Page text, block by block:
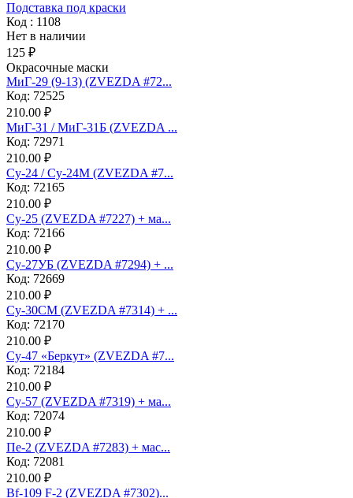
Подставка под краски
Код : 1108
Нет в наличии
125 ₽
Окрасочные маски
МиГ-29 (9-13) (ZVEZDA #72...
Код: 72525
210.00 ₽
МиГ-31 / МиГ-31Б (ZVEZDA ...
Код: 72971
210.00 ₽
Су-24 / Су-24М (ZVEZDA #7...
Код: 72165
210.00 ₽
Су-25 (ZVEZDA #7227) + ма...
Код: 72166
210.00 ₽
Су-27УБ (ZVEZDA #7294) + ...
Код: 72669
210.00 ₽
Су-30СМ (ZVEZDA #7314) + ...
Код: 72170
210.00 ₽
Су-47 «Беркут» (ZVEZDA #7...
Код: 72184
210.00 ₽
Су-57 (ZVEZDA #7319) + ма...
Код: 72074
210.00 ₽
Пе-2 (ZVEZDA #7283) + мас...
Код: 72081
210.00 ₽
Bf-109 F-2 (ZVEZDA #7302)...